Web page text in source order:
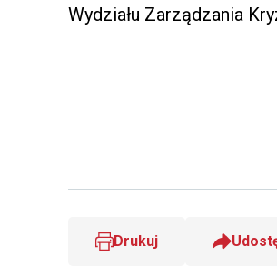
Wydziału Zarządzania
Drukuj